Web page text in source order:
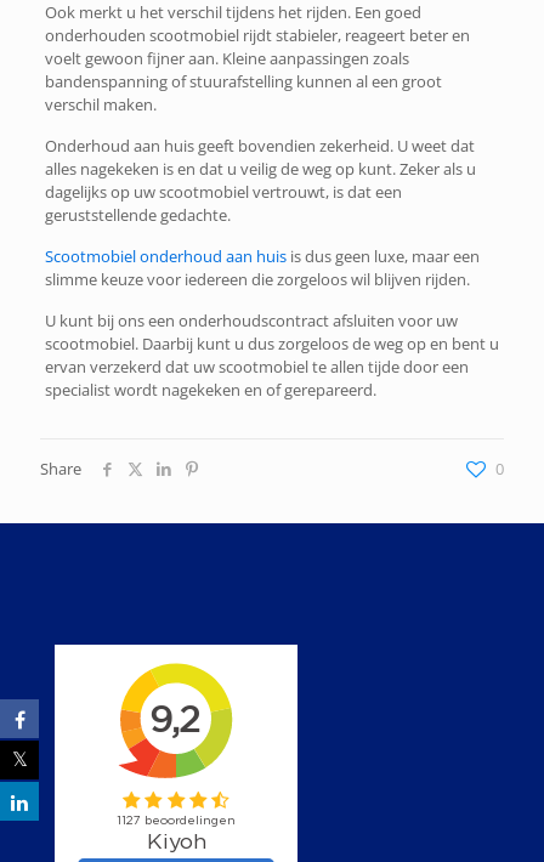
Ook merkt u het verschil tijdens het rijden. Een goed
onderhouden scootmobiel rijdt stabieler, reageert beter en
voelt gewoon fijner aan. Kleine aanpassingen zoals
bandenspanning of stuurafstelling kunnen al een groot
verschil maken.
Onderhoud aan huis geeft bovendien zekerheid. U weet dat
alles nagekeken is en dat u veilig de weg op kunt. Zeker als u
dagelijks op uw scootmobiel vertrouwt, is dat een
geruststellende gedachte.
Scootmobiel onderhoud aan huisis dus geen luxe, maar een
slimme keuze voor iedereen die zorgeloos wil blijven rijden.
U kunt bij ons een onderhoudscontract afsluiten voor uw
scootmobiel. Daarbij kunt u dus zorgeloos de weg op en bent u
ervan verzekerd dat uw scootmobiel te allen tijde door een
specialist wordt nagekeken en of gerepareerd.
Share 0